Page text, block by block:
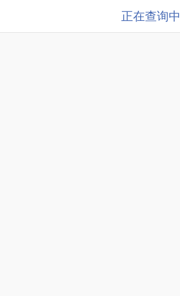
正在查询中